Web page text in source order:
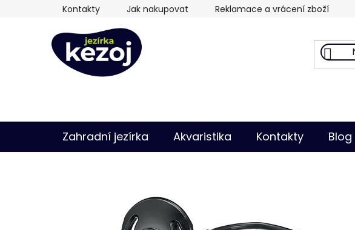
Kontakty Jak nakupovat Reklamace a vrácení zboží
Zahradní jezírka Akvaristika Kontakty Blog